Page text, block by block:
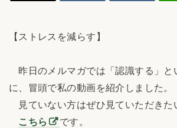
【ストレスを減らす】
昨日のメルマガでは「認識する」と
に、冒頭で私の動画を紹介しました。
見ていない方はぜひ見ていただきた
こちら
です。